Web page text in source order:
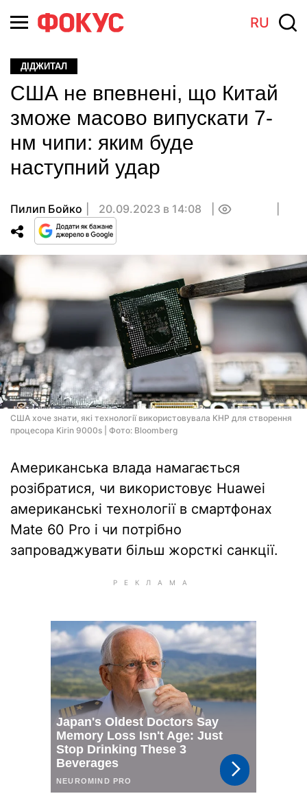
RU
ДІДЖИТАЛ
США не впевнені, що Китай
зможе масово випускати 7-
нм чипи: яким буде
наступний удар
Пилип Бойко 20.09.2023 в 14:08
США хоче знати, які технології використовувала КНР для створення
процесора Kirin 9000s | Фото: Bloomberg
Американська влада намагається
розібратися, чи використовує Huawei
американські технології в смартфонах
Mate 60 Pro і чи потрібно
запроваджувати більш жорсткі санкції.